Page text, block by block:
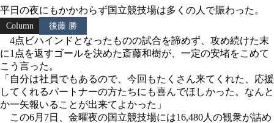
平日の夜にもかかわらず国立競技場は多くの人で賑わった。
Column 後藤 勝
4点ビハインドとなったものの試合を諦めず、攻め続けた末
に1点を返すゴールを決めた斎藤和樹が、一定の安堵をこめて
こう言った。
「自分は社員でもあるので、今回もたくさん来てくれた、応援
してくれるパートナーの方たちにも喜んでほしかった。なんと
か一矢報いることが出来てよかった」
この6月7日、金曜夜の国立競技場には16,480人の観衆が詰め